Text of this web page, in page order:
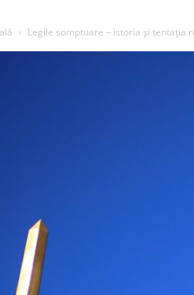
Legile somptuare – istoria și tentația